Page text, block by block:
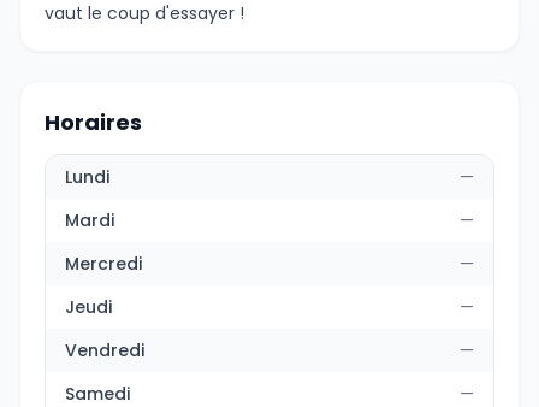
vaut le coup d'essayer !
Horaires
Lundi
—
Mardi
—
Mercredi
—
Jeudi
—
Vendredi
—
Samedi
—